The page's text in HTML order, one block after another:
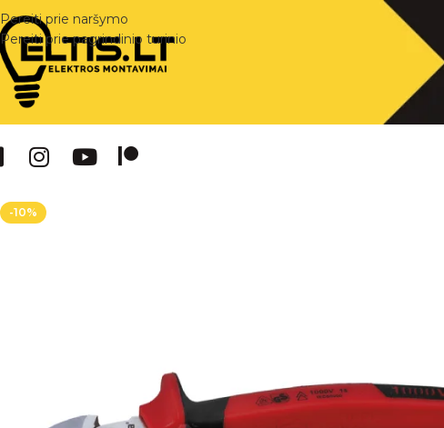
Pereiti prie naršymo
Pereiti prie pagrindinio turinio
-10%